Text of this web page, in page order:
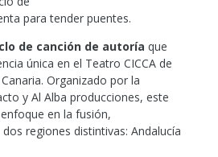
para tender puentes.
de canción de autoría que
única en el Teatro CICCA de
Organizado por la
y Al Alba producciones, este
en la fusión,
regiones distintivas: Andalucía